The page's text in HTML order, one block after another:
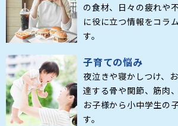
の食材、日々の疲れや
に役に立つ情報をコラ
す。
子育ての悩み
夜泣きや寝かしつけ、
達する骨や関節、筋肉
お子様から小中学生の
す。